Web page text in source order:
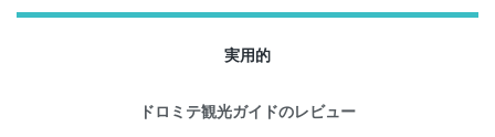
実用的
ドロミテ観光ガイドのレビュー